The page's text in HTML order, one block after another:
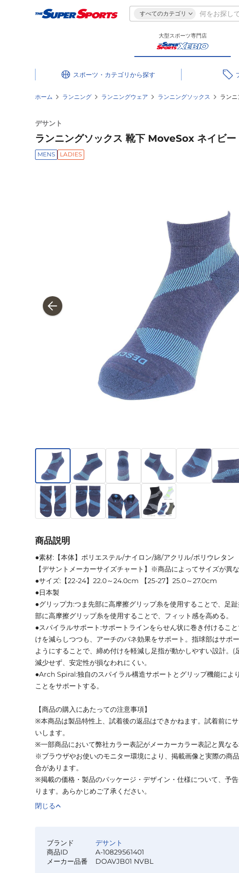
すべてのカテゴリ
大型スポーツ専門店
スポーツ・カテゴリ
ホーム ランニング ランニングウェア ランニングソックス ラン
デサント
ランニングソックス 靴下 MoveSox ネイビ
MENS LADIES
商品説明
●素材:【本体】ポリエステル/ナイロン/綿/アクリル/ポリウレタン
【デサントメーカーサイズチャート】※商品によってサイズが異
●サイズ:【22-24】22.0～24.0cm 【25-27】25.0～27.0cm
●日本製
●グリップ力:つま先部に高摩擦グリップ糸を使用することで、足
部に高摩擦グリップ糸を使用することで、フィット感を高める。
●スパイラルサポート:サポートラインをらせん状に巻き付けるこ
けを減らしつつも、アーチのバネ効果をサポート。指球部はサポ
ようにすることで、締め付けを軽減し足指が動かしやすい設計。(
減少せず、安定性が損なわれにくい。
●Arch Spiral:独自のスパイラル構造サポートとグリップ機能によ
ことをサポートする。
【商品の購入にあたっての注意事項】
※本商品は製品特性上、試着後の返品はできかねます。試着前に
いします。
※一部商品において弊社カラー表記がメーカーカラー表記と異なる
※ブラウザやお使いのモニター環境により、掲載画像と実際の商
合があります。
※掲載の価格・製品のパッケージ・デザイン・仕様について、予
ります。あらかじめご了承ください。
閉じる
ブランド
デサント
商品ID
A-10829561401
メーカー品番
DOAVJB01 NVBL